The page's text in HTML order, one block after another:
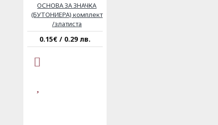
ОСНОВА ЗА ЗНАЧКА
(БУТОНИЕРА) комплект
/златиста
0.15€ / 0.29 лв.